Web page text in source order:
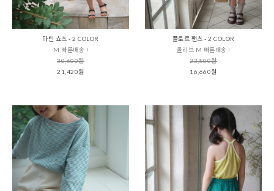
마틴 쇼츠 - 2 COLOR
M 빠른배송 !
30,600원
21,420원
플로르 팬츠 - 2 COLOR
올리브 M 빠른배송 !
23,800원
16,660원